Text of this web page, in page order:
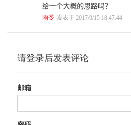
4.8 柱形图 88
4.8.1 添加矩形和文字 88
5.1.1 线性比例尺 97
5.1.4 阈值比例尺 103
5.3 坐标轴 108
5.3.1 绘制方法 109
给一个大概的思路吗？
雨苓 发表于 2017/9/15 18:47:44